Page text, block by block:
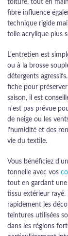
toiture, tout en
fibre influence
technique rigide
toile acrylique plus
L'entretien est
ou à la brosse
détergents
fiche pour
saison, il est
n'est pas prévue
de neige ou les
l'humidité et des
vie du textile.
Vous bénéficiez
tonnelle avec vos
tout en gardant
tissu extérieur
rapidement les
teintures utilisées
dans les régions